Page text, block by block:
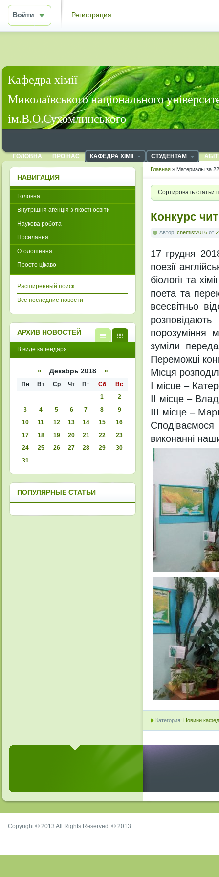
Войти Регистрация
Кафедра хімії
Миколаївського національного
ім.В.О.Сухомлинського
ГОЛОВНА ПРО НАС КАФЕДРА ХІМІЇ СТУДЕНТАМ
Главная » Материалы за
Сортировать статьи
Конкурс
Автор: chemist2016 от
17 грудня
поезії
біології та
поета та
всесвітньо
порозуміння
зуміли
Переможці
Місця
І місце –
ІІ місце –
ІІІ місце –
виконанні
Категория: Новини
НАВИГАЦИЯ
Головна
Внутрішня агенція з якості освіти
Наукова робота
Посилання
Оголошення
Просто цікаво
Расширенный поиск
Все последние новости
АРХИВ НОВОСТЕЙ
кален
списк
В виде календаря
« Декабрь 2018 »
Пн Вт Ср Чт Пт Сб
Вс
1
2
3
4 5 6 7 8
9
10
11 12 13 14 15
16
17
18 19 20 21 22
23
24
25 26 27 28 29
30
31
ПОПУЛЯРНЫЕ СТАТЬИ
Copyright © 2013 All Rights Reserved. © 2013